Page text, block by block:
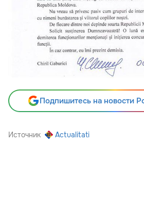
Подпишитесь на новости
Источник Actualitati